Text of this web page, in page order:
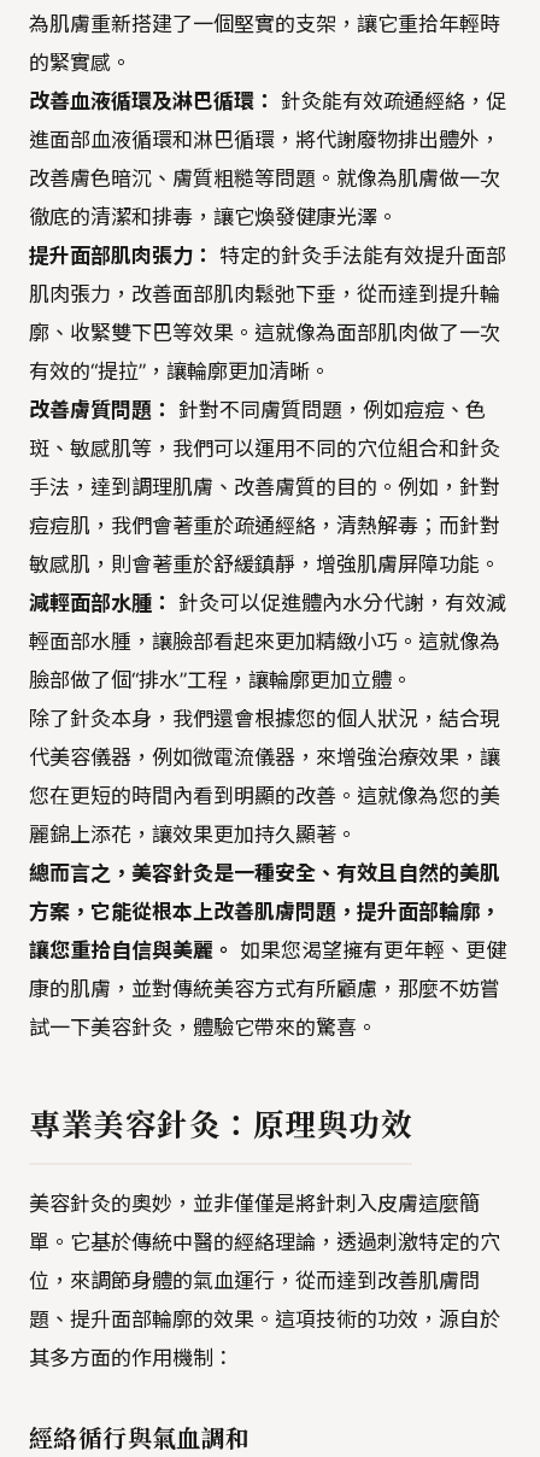
為肌膚重新搭建了一個堅實的支架，讓它重拾年輕時
的緊實感。
改善血液循環及淋巴循環： 針灸能有效疏通經絡，促
進面部血液循環和淋巴循環，將代謝廢物排出體外，
改善膚色暗沉、膚質粗糙等問題。就像為肌膚做一次
徹底的清潔和排毒，讓它煥發健康光澤。
提升面部肌肉張力： 特定的針灸手法能有效提升面部
肌肉張力，改善面部肌肉鬆弛下垂，從而達到提升輪
廓、收緊雙下巴等效果。這就像為面部肌肉做了一次
有效的“提拉”，讓輪廓更加清晰。
改善膚質問題： 針對不同膚質問題，例如痘痘、色
斑、敏感肌等，我們可以運用不同的穴位組合和針灸
手法，達到調理肌膚、改善膚質的目的。例如，針對
痘痘肌，我們會著重於疏通經絡，清熱解毒；而針對
敏感肌，則會著重於舒緩鎮靜，增強肌膚屏障功能。
減輕面部水腫： 針灸可以促進體內水分代謝，有效減
輕面部水腫，讓臉部看起來更加精緻小巧。這就像為
臉部做了個“排水”工程，讓輪廓更加立體。
除了針灸本身，我們還會根據您的個人狀況，結合現
代美容儀器，例如微電流儀器，來增強治療效果，讓
您在更短的時間內看到明顯的改善。這就像為您的美
麗錦上添花，讓效果更加持久顯著。
總而言之，美容針灸是一種安全、有效且自然的美肌
方案，它能從根本上改善肌膚問題，提升面部輪廓，
讓您重拾自信與美麗。 如果您渴望擁有更年輕、更健
康的肌膚，並對傳統美容方式有所顧慮，那麼不妨嘗
試一下美容針灸，體驗它帶來的驚喜。
專業美容針灸：原理與功效
美容針灸的奧妙，並非僅僅是將針刺入皮膚這麼簡
單。它基於傳統中醫的經絡理論，透過刺激特定的穴
位，來調節身體的氣血運行，從而達到改善肌膚問
題、提升面部輪廓的效果。這項技術的功效，源自於
其多方面的作用機制：
經絡循行與氣血調和